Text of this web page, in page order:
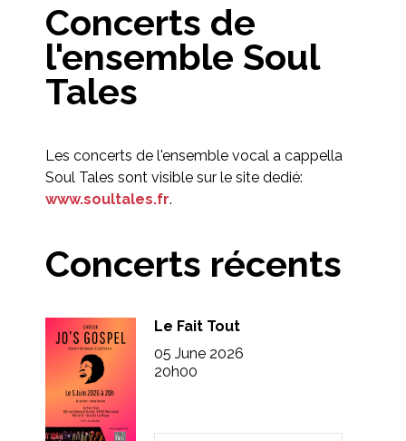
Concerts de
l'ensemble Soul
Tales
Les concerts de l'ensemble vocal a cappella
Soul Tales sont visible sur le site dedié:
www.soultales.fr.
Concerts récents
Le Fait Tout
05 June 2026
20h00